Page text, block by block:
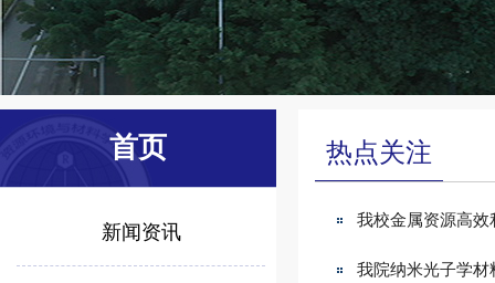
首页
新闻资讯
热点关注
我校金属资源高
我院纳米光子学